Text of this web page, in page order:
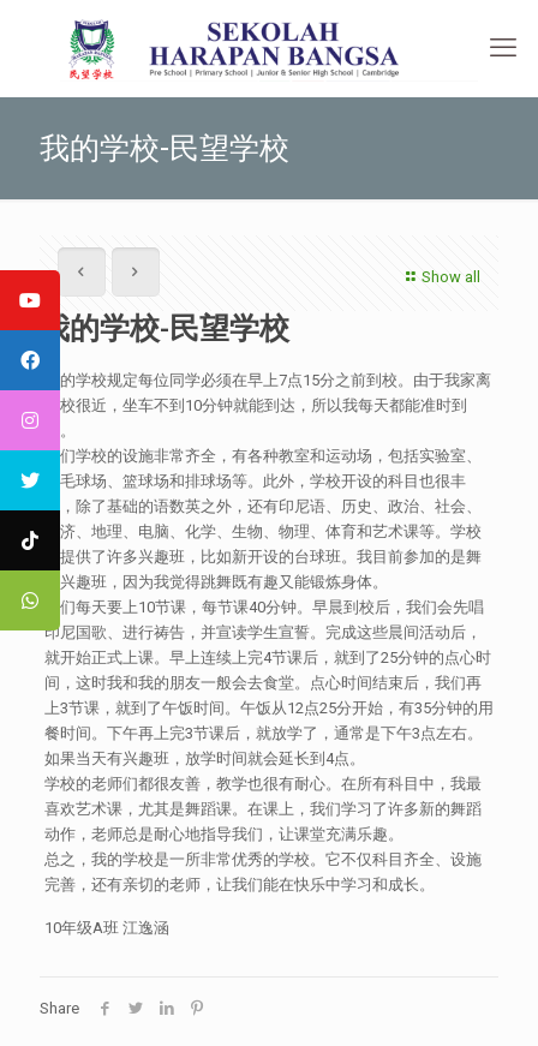
我的学校-民望学校
Show all
我的学校-民望学校
我的学校规定每位同学必须在早上7点15分之前到校。由于我家离
学校很近，坐车不到10分钟就能到达，所以我每天都能准时到
校。
我们学校的设施非常齐全，有各种教室和运动场，包括实验室、
羽毛球场、篮球场和排球场等。此外，学校开设的科目也很丰
富，除了基础的语数英之外，还有印尼语、历史、政治、社会、
经济、地理、电脑、化学、生物、物理、体育和艺术课等。学校
还提供了许多兴趣班，比如新开设的台球班。我目前参加的是舞
蹈兴趣班，因为我觉得跳舞既有趣又能锻炼身体。
我们每天要上10节课，每节课40分钟。早晨到校后，我们会先唱
印尼国歌、进行祷告，并宣读学生宣誓。完成这些晨间活动后，
就开始正式上课。早上连续上完4节课后，就到了25分钟的点心时
间，这时我和我的朋友一般会去食堂。点心时间结束后，我们再
上3节课，就到了午饭时间。午饭从12点25分开始，有35分钟的用
餐时间。下午再上完3节课后，就放学了，通常是下午3点左右。
如果当天有兴趣班，放学时间就会延长到4点。
学校的老师们都很友善，教学也很有耐心。在所有科目中，我最
喜欢艺术课，尤其是舞蹈课。在课上，我们学习了许多新的舞蹈
动作，老师总是耐心地指导我们，让课堂充满乐趣。
总之，我的学校是一所非常优秀的学校。它不仅科目齐全、设施
完善，还有亲切的老师，让我们能在快乐中学习和成长。
10年级A班 江逸涵
Share